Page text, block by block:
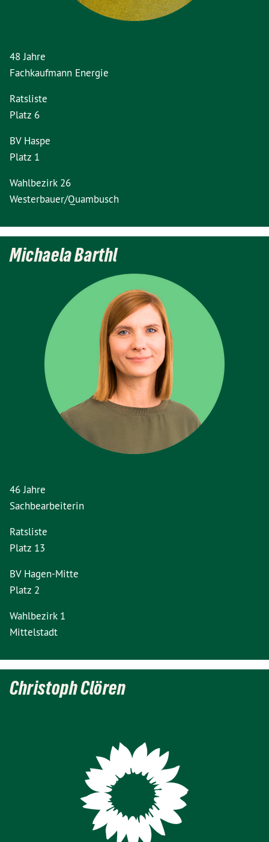
48 Jahre
Fachkaufmann Energie
Ratsliste
Platz 6
BV Haspe
Platz 1
Wahlbezirk 26
Westerbauer/Quambusch
Michaela Barthl
46 Jahre
Sachbearbeiterin
Ratsliste
Platz 13
BV Hagen-Mitte
Platz 2
Wahlbezirk 1
Mittelstadt
Christoph Clören